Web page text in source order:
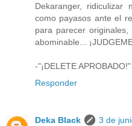
Dekaranger, ridiculizar
como payasos ante el
para parecer
abominable...
-"¡DELETE APROBADO!"
Responder
Deka Black
3 de